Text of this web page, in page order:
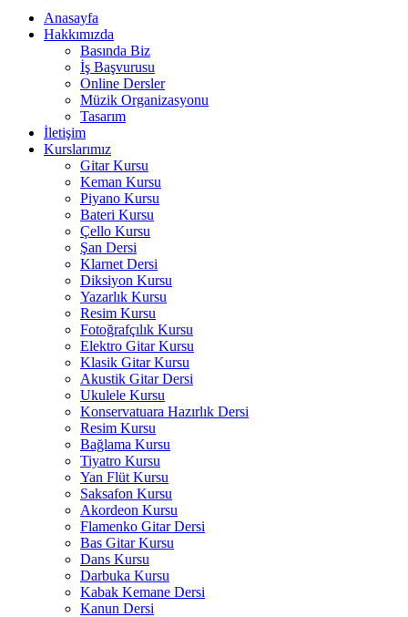
Anasayfa
Hakkımızda
Basında Biz
İş Başvurusu
Online Dersler
Müzik Organizasyonu
Tasarım
İletişim
Kurslarımız
Gitar Kursu
Keman Kursu
Piyano Kursu
Bateri Kursu
Çello Kursu
Şan Dersi
Klarnet Dersi
Diksiyon Kursu
Yazarlık Kursu
Resim Kursu
Fotoğrafçılık Kursu
Elektro Gitar Kursu
Klasik Gitar Kursu
Akustik Gitar Dersi
Ukulele Kursu
Konservatuara Hazırlık Dersi
Resim Kursu
Bağlama Kursu
Tiyatro Kursu
Yan Flüt Kursu
Saksafon Kursu
Akordeon Kursu
Flamenko Gitar Dersi
Bas Gitar Kursu
Dans Kursu
Darbuka Kursu
Kabak Kemane Dersi
Kanun Dersi